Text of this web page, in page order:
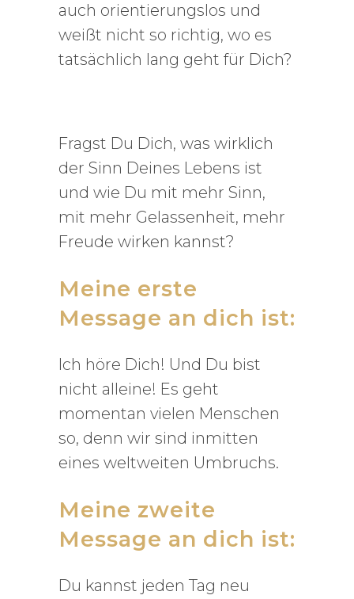
auch orientierungslos und
weißt nicht so richtig, wo es
tatsächlich lang geht für Dich?
Fragst Du Dich, was wirklich
der Sinn Deines Lebens ist
und wie Du mit mehr Sinn,
mit mehr Gelassenheit, mehr
Freude wirken kannst?
Meine erste
Message an dich ist:
Ich höre Dich! Und Du bist
nicht alleine! Es geht
momentan vielen Menschen
so, denn wir sind inmitten
eines weltweiten Umbruchs.
Meine zweite
Message an dich ist:
Du kannst jeden Tag neu